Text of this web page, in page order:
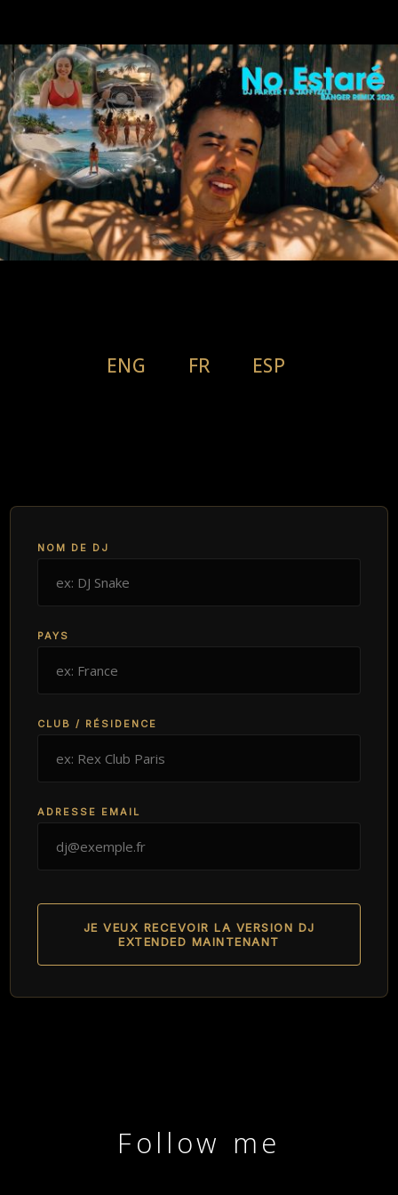
ENG FR ESP
NOM DE DJ
PAYS
CLUB / RÉSIDENCE
ADRESSE EMAIL
JE VEUX RECEVOIR LA VERSION DJ
EXTENDED MAINTENANT
Follow me